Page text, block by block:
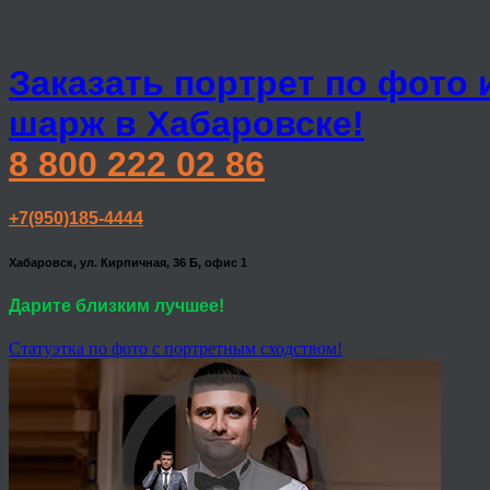
Заказать портрет по фото
шарж в Хабаровске!
8 800 222 02 86
+7(950)185-4444
Хабаровск, ул. Кирпичная, 36 Б, офис 1
Дарите близким лучшее!
Статуэтка по фото с портретным сходством!